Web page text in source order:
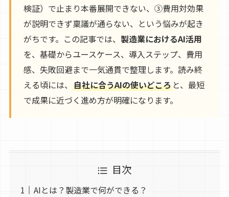
検証）で止まり本番展開できない、③費用対効果
が説明できず稟議が通らない、という悩みが起き
がちです。この記事では、 製造業におけるAI活用
を、基礎からユースケース、導入ステップ、費用
感、失敗回避まで一気通貫で整理します。読み終
える頃には、 自社に合うAIの使いどころと、最短
で成果に近づく進め方が明確になります。
目次
AIとは？製造業で何ができる？